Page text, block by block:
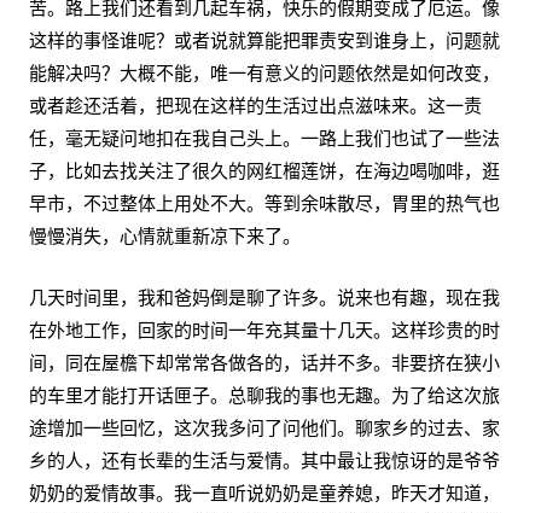
苦。路上我们还看到几起车祸，快乐的假期变成了厄运。像
这样的事怪谁呢？或者说就算能把罪责安到谁身上，问题就
能解决吗？大概不能，唯一有意义的问题依然是如何改变，
或者趁还活着，把现在这样的生活过出点滋味来。这一责
任，毫无疑问地扣在我自己头上。一路上我们也试了一些法
子，比如去找关注了很久的网红榴莲饼，在海边喝咖啡，逛
早市，不过整体上用处不大。等到余味散尽，胃里的热气也
慢慢消失，心情就重新凉下来了。
几天时间里，我和爸妈倒是聊了许多。说来也有趣，现在我
在外地工作，回家的时间一年充其量十几天。这样珍贵的时
间，同在屋檐下却常常各做各的，话并不多。非要挤在狭小
的车里才能打开话匣子。总聊我的事也无趣。为了给这次旅
途增加一些回忆，这次我多问了问他们。聊家乡的过去、家
乡的人，还有长辈的生活与爱情。其中最让我惊讶的是爷爷
奶奶的爱情故事。我一直听说奶奶是童养媳，昨天才知道，